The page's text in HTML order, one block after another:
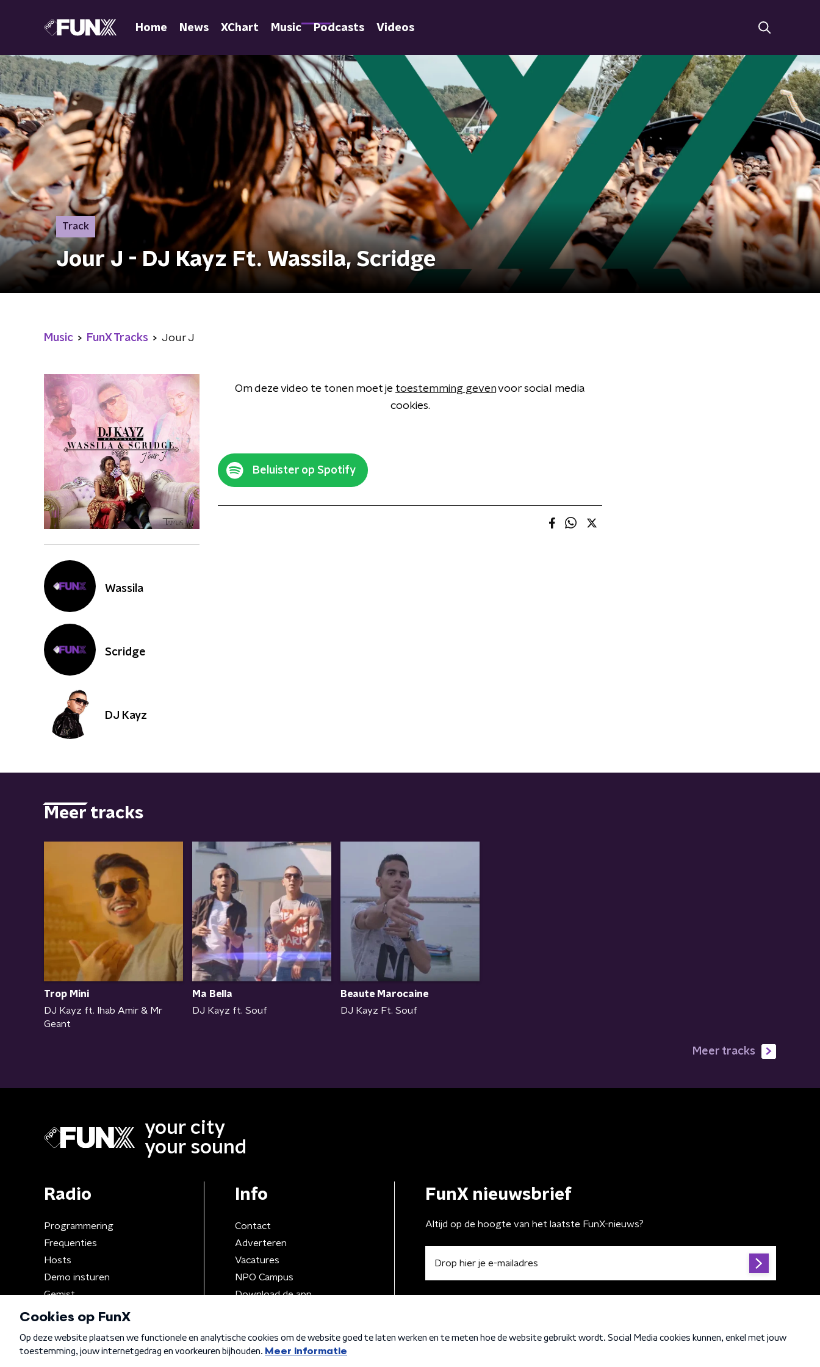
Home News XChart Music Podcasts Videos
Track
Jour J - DJ Kayz Ft. Wassila, Scridge
Music FunX Tracks Jour J
Wassila
Scridge
DJ Kayz
Om deze video te tonen moet je toestemming gevenvoor social media
cookies.
Beluister op Spotify
Meer tracks
Trop Mini
DJ Kayz ft. Ihab Amir & Mr
Geant
Ma Bella
DJ Kayz ft. Souf
Beaute Marocaine
DJ Kayz Ft. Souf
Meer tracks
your city
your sound
Radio
Programmering
Frequenties
Hosts
Demo insturen
Gemist
Info
Contact
Adverteren
Vacatures
NPO Campus
Download de app
FunX nieuwsbrief
Altijd op de hoogte van het laatste FunX-nieuws?
Algemene voorwaarden Privacybeleid